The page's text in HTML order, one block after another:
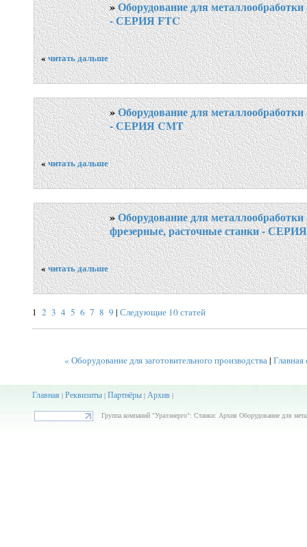
»Оборудование для
- СЕРИЯ FTC
«читать дальше
»Оборудование для
- СЕРИЯ CMT
«читать дальше
»Оборудование для металлообработки
фрезерные, расточные станки -
«читать дальше
1 2 3 4 5 6 7 8 9 | Следующие 10 статей
« Оборудование для заготовительного производства| Главная
Главная| Реквизиты| Партнёры| Архив|
Группа компаний "Уралэнерго": Станки: Архив Оборудование для